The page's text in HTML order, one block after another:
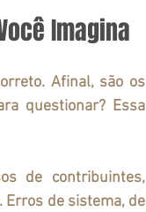
Imagina
Afinal, são os
questionar? Essa
de contribuintes,
Erros de sistema, de